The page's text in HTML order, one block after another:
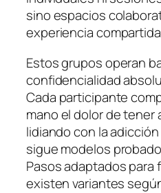
sino espacios
experiencia
Estos grupos operan
confidencialidad
Cada participante
mano el dolor de tener
lidiando con la
sigue modelos
Pasos adaptados para
existen variantes